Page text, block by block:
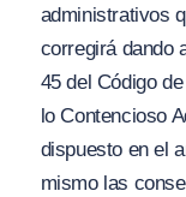
administrativos
corregirá dando
45 del Código
lo Contencioso
dispuesto en el
mismo las